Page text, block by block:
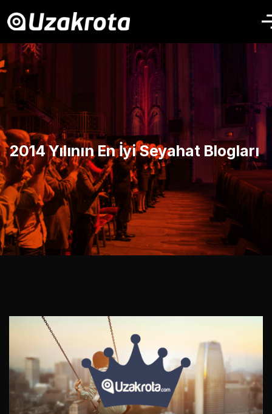
2014 Yılının En İyi Seyahat Blogları